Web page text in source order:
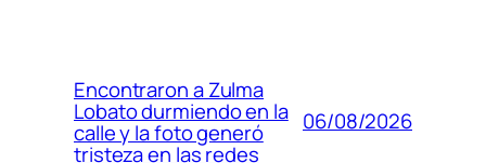
Encontraron a Zulma
Lobato durmiendo en la
calle y la foto generó
tristeza en las redes
06/08/2026